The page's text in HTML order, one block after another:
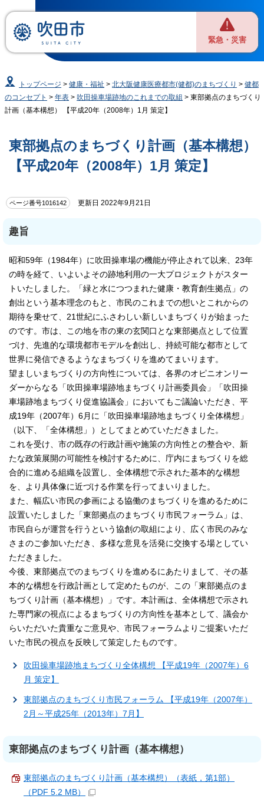
緊急・災害
トップページ >健康・福祉 >北大阪健康医療都市(健都)のまちづくり >健都
のコンセプト > 年表 > 吹田操車場跡地のこれまでの取組 > 東部拠点のまちづくり
計画（基本構想） 【平成20年（2008年）1月 策定】
東部拠点のまちづくり計画（基本構想）
【平成20年（2008年）1月 策定】
ページ番号1016142 更新日 2022年9月21日
趣旨
昭和59年（1984年）に吹田操車場の機能が停止されて以来、23年
の時を経て、いよいよその跡地利用の一大プロジェクトがスター
トいたしました。「緑と水につつまれた健康・教育創生拠点」の
創出という基本理念のもと、市民のこれまでの想いとこれからの
期待を乗せて、21世紀にふさわしい新しいまちづくりが始まった
のです。市は、この地を市の東の玄関口とな東部拠点として位置
づけ、先進的な環境都市モデルを創出し、持続可能な都市として
世界に発信できるようなまちづくりを進めてまいります。
望ましいまちづくりの方向性については、各界のオピニオンリー
ダーからなる「吹田操車場跡地まちづくり計画委員会」「吹田操
車場跡地まちづくり促進協議会」においてもご議論いただき、平
成19年（2007年）6月に「吹田操車場跡地まちづくり全体構想」
（以下、「全体構想」）としてまとめていただきました。
これを受け、市の既存の行政計画や施策の方向性との整合や、新
たな政策展開の可能性を検討するために、庁内にまちづくりを総
合的に進める組織を設置し、全体構想で示された基本的な構想
を、より具体像に近づける作業を行ってまいりました。
また、幅広い市民の参画による協働のまちづくりを進めるために
設置いたしました「東部拠点のまちづくり市民フォーラム」は、
市民自らが運営を行うという協創の取組により、広く市民のみな
さまのご参加いただき、多様な意見を活発に交換する場としてい
ただきました。
今後、東部拠点でのまちづくりを進めるにあたりまして、その基
本的な構想を行政計画として定めたものが、この「東部拠点のま
ちづくり計画（基本構想）」です。本計画は、全体構想で示され
た専門家の視点によるまちづくりの方向性を基本として、議会か
らいただいた貴重なご意見や、市民フォーラムよりご提案いただ
いた市民の視点を反映して策定したものです。
吹田操車場跡地まちづくり全体構想 【平成19年（2007年）6
月 策定】
東部拠点のまちづくり市民フォーラム 【平成19年（2007年）
2月～平成25年（2013年）7月】
東部拠点のまちづくり計画（基本構想）
東部拠点のまちづくり計画（基本構想）（表紙，第1部）
（PDF 5.2 MB）